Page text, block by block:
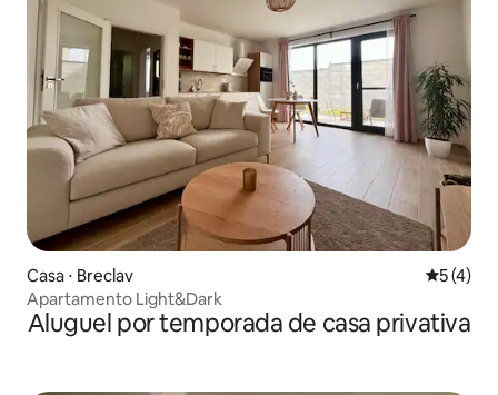
Casa ⋅ Breclav 5 de
5 (4)
Apartamento Light&Dark
Aluguel por temporada de casa privativa